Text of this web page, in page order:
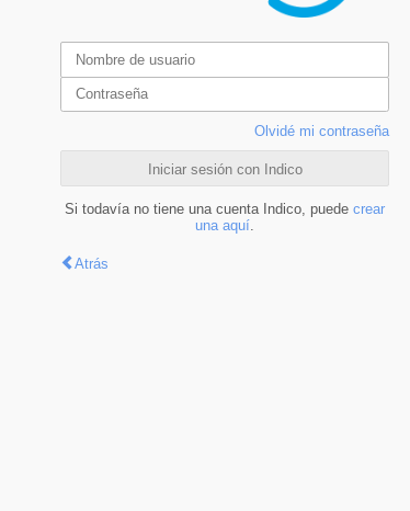
Olvidé mi contraseña
Iniciar sesión con Indico
Si todavía no tiene una cuenta Indico, puede crear
una aquí
Atrás